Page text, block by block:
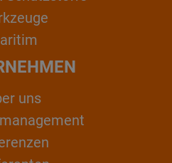
uns